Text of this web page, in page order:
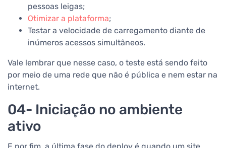
pessoas leigas;
Otimizar a plataforma;
Testar a velocidade de carregamento diante de
inúmeros acessos simultâneos.
Vale lembrar que nesse caso, o teste está sendo feito
por meio de uma rede que não é pública e nem estar na
internet.
04- Iniciação no ambiente
ativo